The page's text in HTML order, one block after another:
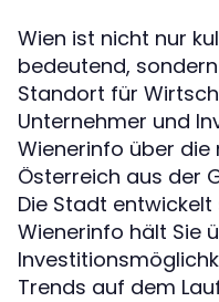
Wien ist nicht nur
bedeutend,
Standort für
Unternehmer und
Wienerinfo über die
Österreich aus der
Die Stadt
Wienerinfo hält Sie
Trends auf dem